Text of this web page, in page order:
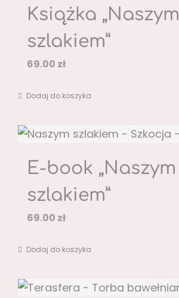
Książka „Naszym
szlakiem”
69.00 zł
Dodaj do koszyka
E-book „Naszym
szlakiem”
69.00 zł
Dodaj do koszyka